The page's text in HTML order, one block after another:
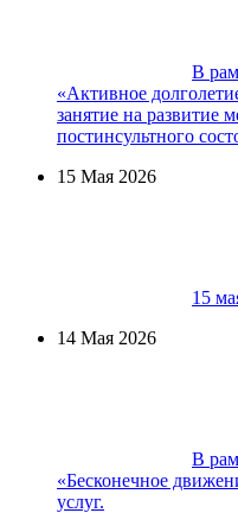
В
«Активное
занятие на развитие
постинсультного
15 Мая 2026
15
14 Мая 2026
В
«Бесконечное
услуг.